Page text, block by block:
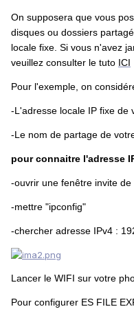
On supposera que vous
disques ou dossiers
locale fixe. Si vous n'avez
veuillez consulter le tuto ICI
Pour l'exemple, on
-L'adresse locale IP fixe de
-Le nom de partage de
pour connaitre l'adresse
-ouvrir une fenêtre invite
-mettre "ipconfig"
-chercher adresse IPv4 :
Lancer le WIFI sur votre
Pour configurer ES FILE